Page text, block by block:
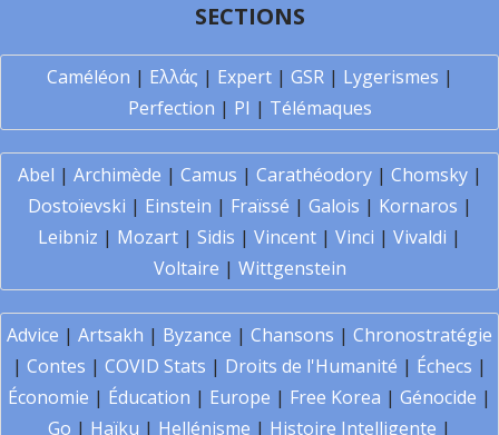
SECTIONS
Caméléon | Ελλάς | Expert| GSR| Lygerismes |
Perfection | PI | Télémaques
Abel | Archimède | Camus | Carathéodory| Chomsky|
Dostoïevski | Einstein | Fraïssé | Galois | Kornaros |
Leibniz | Mozart | Sidis | Vincent | Vinci | Vivaldi |
Voltaire | Wittgenstein
Advice | Artsakh | Byzance | Chansons | Chronostratégie
| Contes | COVID Stats | Droits de l'Humanité | Échecs |
Économie | Éducation | Europe | Free Korea | Génocide |
Go | Haïku | Hellénisme | Histoire Intelligente |